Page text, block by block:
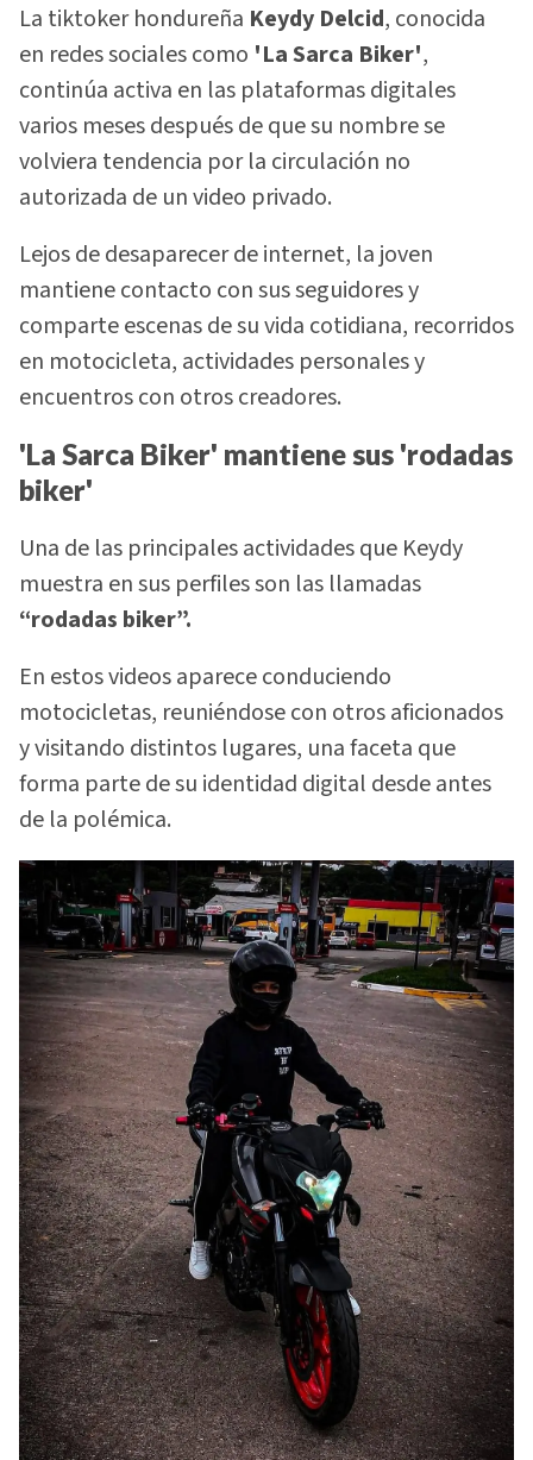
La tiktoker hondureña Keydy Delcid, conocida
en redes sociales como 'La Sarca Biker',
continúa activa en las plataformas digitales
varios meses después de que su nombre se
volviera tendencia por la circulación no
autorizada de un video privado.
Lejos de desaparecer de internet, la joven
mantiene contacto con sus seguidores y
comparte escenas de su vida cotidiana, recorridos
en motocicleta, actividades personales y
encuentros con otros creadores.
'La Sarca Biker' mantiene sus 'rodadas
biker'
Una de las principales actividades que Keydy
muestra en sus perfiles son las llamadas
“rodadas biker”.
En estos videos aparece conduciendo
motocicletas, reuniéndose con otros aficionados
y visitando distintos lugares, una faceta que
forma parte de su identidad digital desde antes
de la polémica.